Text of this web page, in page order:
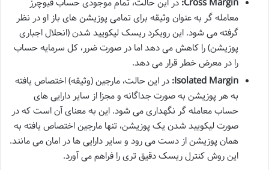
Cross Margin: در این حالت، تمام موجودی حساب فیوچرز
معامله گر به عنوان وثیقه برای تمامی پوزیشن های باز او در نظر
گرفته می شود. این رویکرد ریسک لیکویید شدن (انحلال اجباری
پوزیشن) را کاهش می دهد اما در صورت ضرر، کل سرمایه حساب
را در معرض خطر قرار می دهد.
Isolated Margin: در این حالت، مارجین (وثیقه) اختصاص یافته
به هر پوزیشن به صورت جداگانه و مجزا از سایر دارایی های
حساب معامله گر نگهداری می شود. این به معنای آن است که در
صورت لیکویید شدن یک پوزیشن، تنها مارجین اختصاص یافته به
همان پوزیشن از دست می رود و سایر دارایی ها در امان می مانند.
این روش کنترل ریسک دقیق تری را فراهم می آورد.